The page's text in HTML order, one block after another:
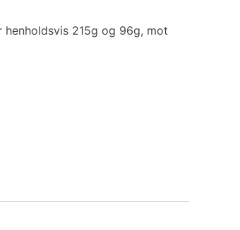
215g og 96g, mot